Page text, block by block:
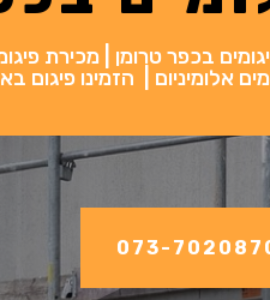
בכפר טרומן | מכירת
אלומיניום | הזמינו